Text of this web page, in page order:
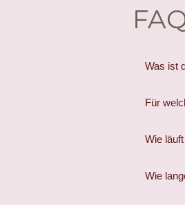
Was ist
Für
Wie
Wie